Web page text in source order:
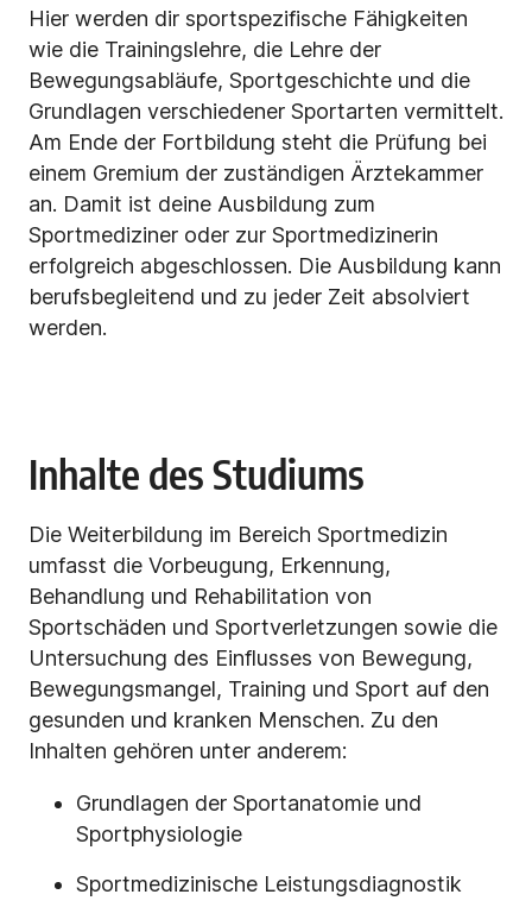
Hier werden dir sportspezifische Fähigkeiten
wie die Trainingslehre, die Lehre der
Bewegungsabläufe, Sportgeschichte und die
Grundlagen verschiedener Sportarten vermittelt.
Am Ende der Fortbildung steht die Prüfung bei
einem Gremium der zuständigen Ärztekammer
an. Damit ist deine Ausbildung zum
Sportmediziner oder zur Sportmedizinerin
erfolgreich abgeschlossen. Die Ausbildung kann
berufsbegleitend und zu jeder Zeit absolviert
werden.
Inhalte des Studiums
Die Weiterbildung im Bereich Sportmedizin
umfasst die Vorbeugung, Erkennung,
Behandlung und Rehabilitation von
Sportschäden und Sportverletzungen sowie die
Untersuchung des Einflusses von Bewegung,
Bewegungsmangel, Training und Sport auf den
gesunden und kranken Menschen. Zu den
Inhalten gehören unter anderem:
Grundlagen der Sportanatomie und
Sportphysiologie
Sportmedizinische Leistungsdiagnostik